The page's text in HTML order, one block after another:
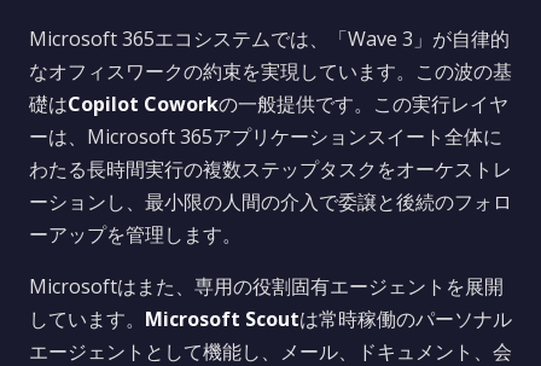
Microsoft 365エコシステムでは、「Wave 3」が自律的
なオフィスワークの約束を実現しています。この波の基
礎はCopilot Coworkの一般提供です。この実行レイヤ
ーは、Microsoft 365アプリケーションスイート全体に
わたる長時間実行の複数ステップタスクをオーケストレ
ーションし、最小限の人間の介入で委譲と後続のフォロ
ーアップを管理します。
Microsoftはまた、専用の役割固有エージェントを展開
しています。 Microsoft Scoutは常時稼働のパーソナル
エージェントとして機能し、メール、ドキュメント、会